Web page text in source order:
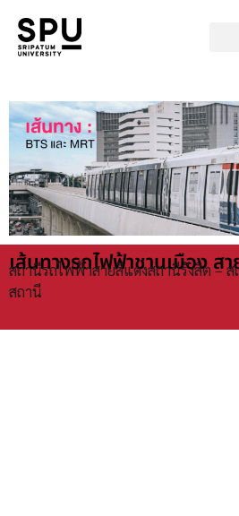
เส้นทางรถไฟฟ้าชานเมือง ส
สถานีรถไฟฟ้าสายสีแดงสถานีรังสิต –
สถานี